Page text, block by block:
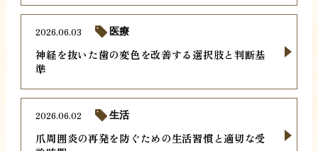
神経を抜いた歯の変色を改善する選択肢と判断基
準
2026.06.03 医療
爪周囲炎の再発を防ぐための生活習慣と適切な受
2026.06.02 生活